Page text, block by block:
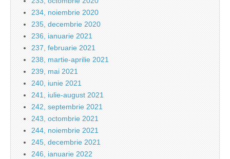
234, noiembrie 2020
235, decembrie 2020
236, ianuarie 2021
237, februarie 2021
238, martie-aprilie 2021
239, mai 2021
240, iunie 2021
241, iulie-august 2021
242, septembrie 2021
243, octombrie 2021
244, noiembrie 2021
245, decembrie 2021
246, ianuarie 2022